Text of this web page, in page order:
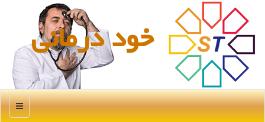
خود درمانی
منو